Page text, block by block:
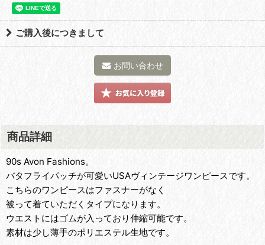
ご購入後につきまして
お問い合わせ
商品詳細
90s Avon Fashions。
バタフライパッチが可愛いUSAヴィンテージワンピースです。
こちらのワンピースはファスナーがなく
被って着ていただくタイプになります。
ウエストにはゴムが入っており伸縮可能です。
素材は少し薄手のポリエステル生地です。